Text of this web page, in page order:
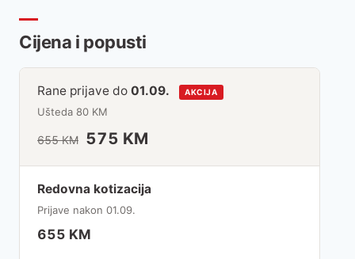
Cijena i popusti
Rane prijave do 01.09. AKCIJA
Ušteda 80 KM
655 KM 575 KM
Redovna kotizacija
Prijave nakon 01.09.
655 KM